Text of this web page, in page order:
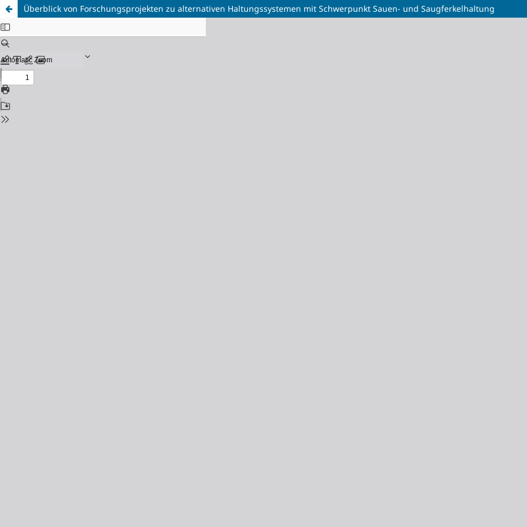
Überblick von Forschungsprojekten zu alternativen Haltungssystemen mit Schwerpunkt Sauen- und Saugferkelhaltung